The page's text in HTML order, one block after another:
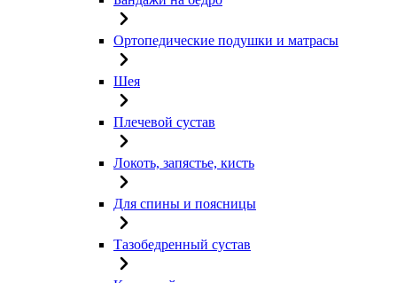
Ортопедические подушки и матрасы
Шея
Плечевой сустав
Локоть, запястье, кисть
Для спины и поясницы
Тазобедренный сустав